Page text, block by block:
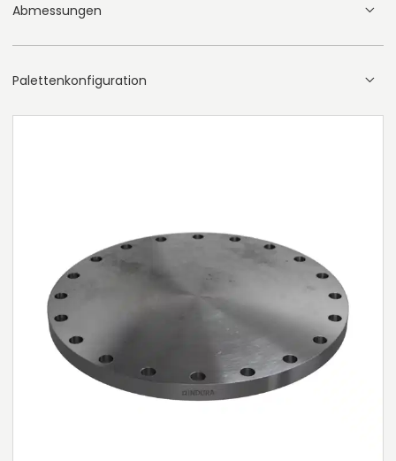
Abmessungen
Palettenkonfiguration